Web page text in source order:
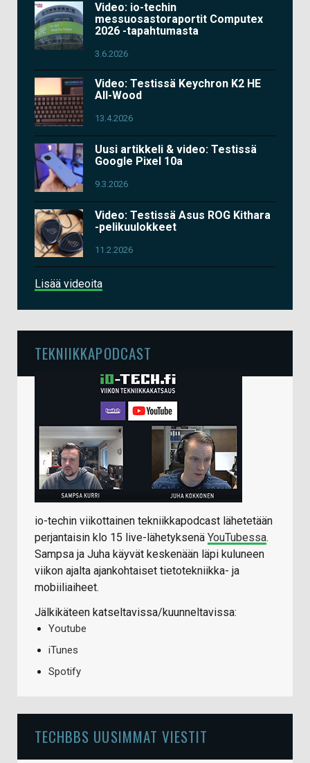
Video: io-techin
messuosastoraportit Computex
2026 -tapahtumasta
3.6.2026
Video: Testissä Keychron K2 HE
All-Wood
13.4.2026
Uusi artikkeli & video: Testissä
Google Pixel 10a
9.3.2026
Video: Testissä Asus ROG Kithara
-pelikuulokkeet
11.2.2026
Lisää videoita
TEKNIIKKAPODCAST
io-techin viikottainen tekniikkapodcast lähetetään
perjantaisin klo 15 live-lähetyksenä YouTubessa.
Sampsa ja Juha käyvät keskenään läpi kuluneen
viikon ajalta ajankohtaiset tietotekniikka- ja
mobiiliaiheet.
Jälkikäteen katseltavissa/kuunneltavissa:
Youtube
iTunes
Spotify
TECHBBS UUSIMMAT VIESTIT